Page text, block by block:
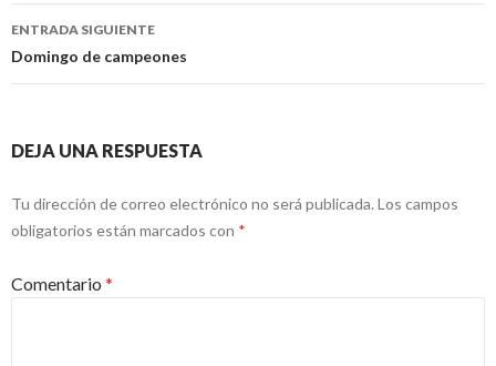
entradas
ENTRADA SIGUIENTE
Domingo de campeones
DEJA UNA RESPUESTA
Tu dirección de correo electrónico no será publicada. Los campos
obligatorios están marcados con *
Comentario *